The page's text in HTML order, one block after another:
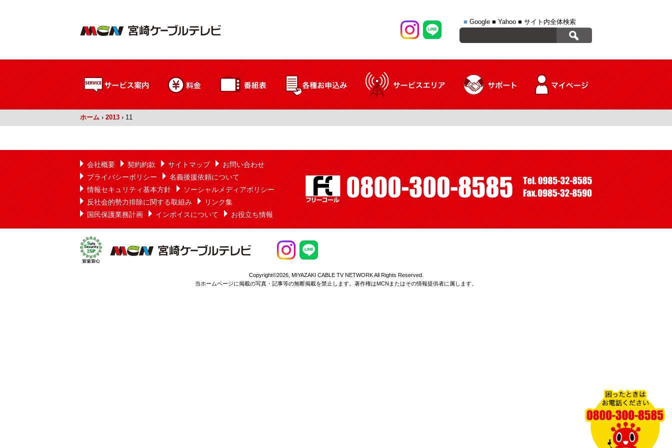
■ Google ■ Yahoo ■ サイト内全体検索
ホーム › 2013 › 11
会社概要 契約約款 サイトマップ
お問い合わせ
プライバシーポリシー
名義後援依頼について
情報セキュリティ基本方針
ソーシャルメディアポリシー
反社会的勢力排除に関する取組み
リンク集
国民保護業務計画
インボイスについて お役立ち情報
Copyright©2026, MIYAZAKI CABLE TV NETWORK All Rights Reserved.
当ホームページに掲載の写真・記事等の無断掲載を禁止します。著作権はMCNまたはその情報提供者に属します。